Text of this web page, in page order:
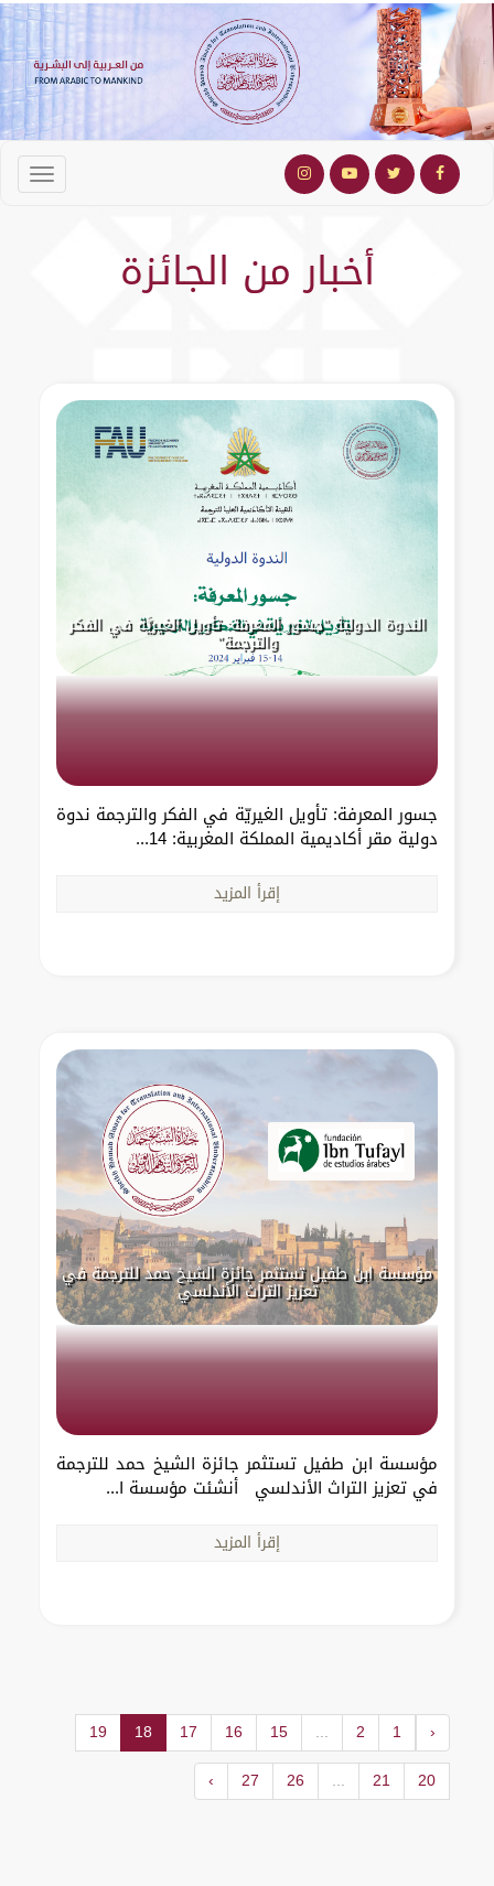
أخبار من الجائزة
الندوة الدولية "جسور المعرفة: تأويل الغيريَّة في الفكر
والترجمة"
جسور المعرفة: تأويل الغيريّة في الفكر والترجمة ندوة
دولية مقر أكاديمية المملكة المغربية: 14...
إقرأ المزيد
مؤسسة ابن طفيل تستثمر جائزة الشيخ حمد للترجمة في
تعزيز التراث الأندلسي
مؤسسة ابن طفيل تستثمر جائزة الشيخ حمد للترجمة
في تعزيز التراث الأندلسي أنشئت مؤسسة ا...
إقرأ المزيد
‹
1
2
...
15
16
17
18
19
20
21
...
26
27
›